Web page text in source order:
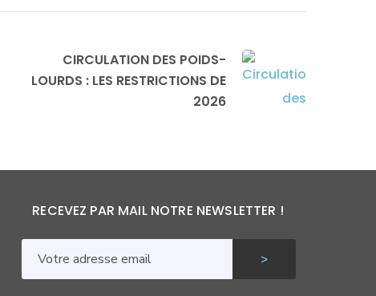
CIRCULATION DES POIDS-
LOURDS : LES RESTRICTIONS DE
2026
RECEVEZ PAR MAIL NOTRE NEWSLETTER !